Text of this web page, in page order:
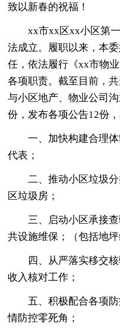
致以新春的祝福！
xx市xx区xx小区第一
法成立。履职以来，本
任，依法履行《xx市物
各项职责。截至目前，
与小区地产、物业公司
份，发布各项公告12份
一、加快构建合理体
代表；
二、推动小区垃圾分
区垃圾房；
三、启动小区承接查
共设施维保；（包括地坪
四、从严落实移交核
收入核对工作；
五、积极配合各项防
情防控零死角；